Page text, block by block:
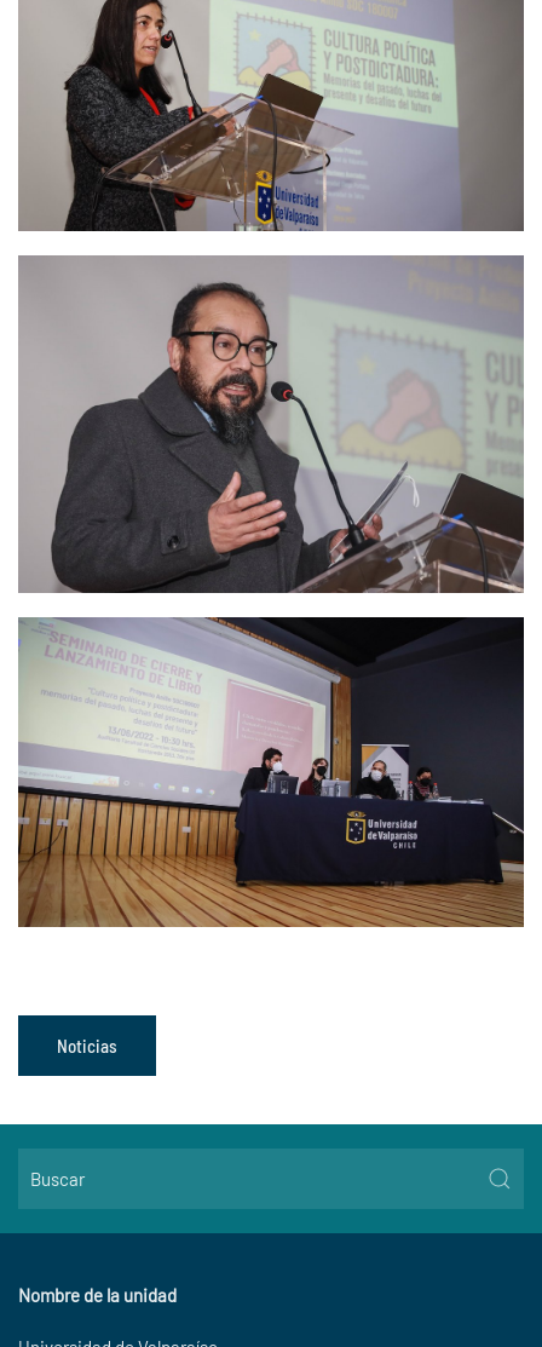
Noticias
Nombre de la unidad